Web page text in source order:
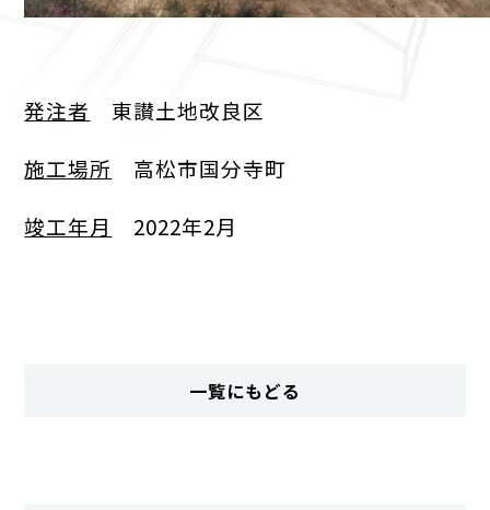
発注者 東讃土地改良区
施工場所 高松市国分寺町
竣工年月
2022年2月
一覧にもどる